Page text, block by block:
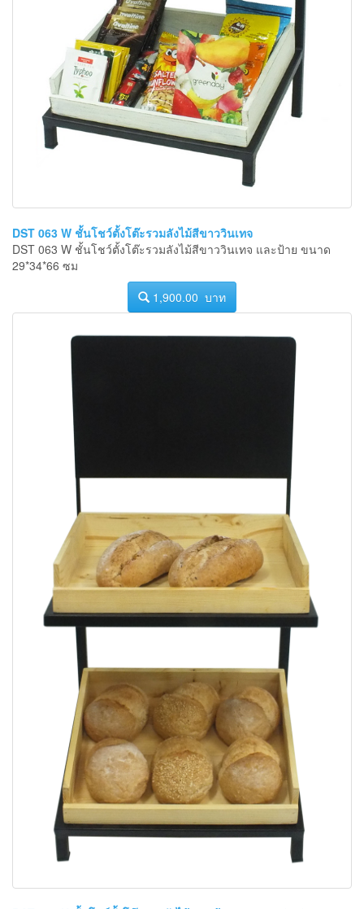
DST 063 W ชั้นโชว์ตั้งโต๊ะรวมลังไม้สีขาววินเทจ
DST 063 W ชั้นโชว์ตั้งโต๊ะรวมลังไม้สีขาววินเทจ และป้าย ขนาด
29*34*66 ซม
1,900.00 บาท